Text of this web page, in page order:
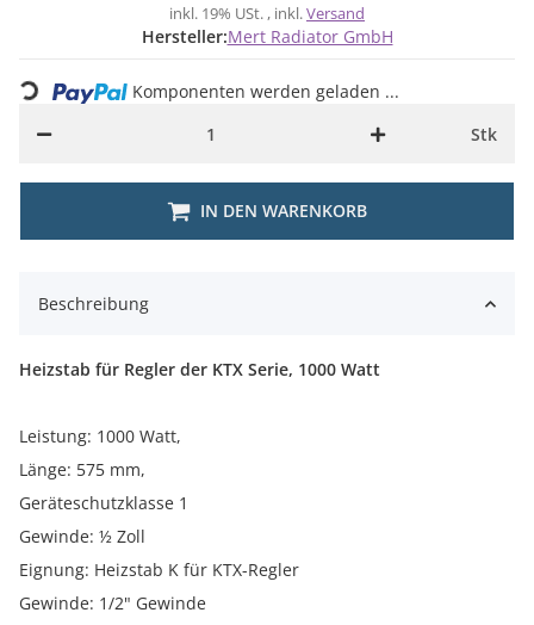
inkl. 19% USt. , inkl.Versand
Hersteller:Mert Radiator GmbH
Stk
IN DEN WARENKORB
Loading... Komponenten werden geladen ...
Beschreibung
Heizstab für Regler der KTX Serie, 1000 Watt
Leistung: 1000 Watt,
Länge: 575 mm,
Geräteschutzklasse 1
Gewinde: ½ Zoll
Eignung: Heizstab K für KTX-Regler
Gewinde: 1/2" Gewinde